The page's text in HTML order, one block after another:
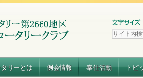
リーとは 例会情報 奉仕活動 トピ